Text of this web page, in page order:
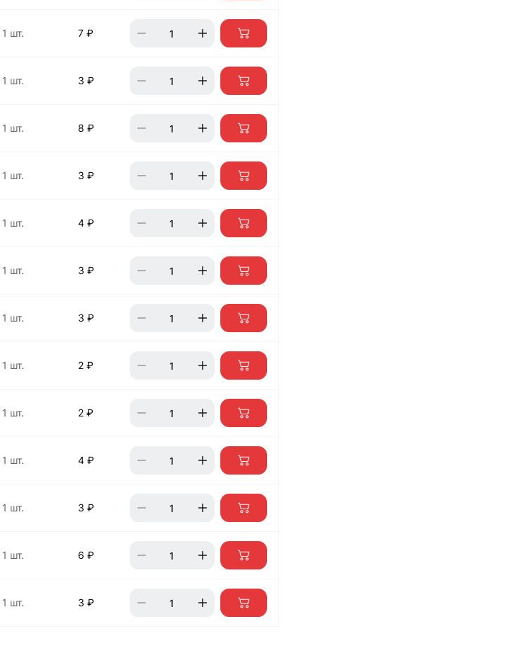
1 шт. 7 ₽
1 шт. 3 ₽
1 шт. 8 ₽
1 шт. 3 ₽
1 шт. 4 ₽
1 шт. 3 ₽
1 шт. 3 ₽
1 шт. 2 ₽
1 шт. 2 ₽
1 шт. 4 ₽
1 шт. 3 ₽
1 шт. 6 ₽
1 шт. 3 ₽